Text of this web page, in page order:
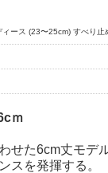
ース (23〜25cm) すべり
ｍ
せた6cm丈モデ
スを発揮する。